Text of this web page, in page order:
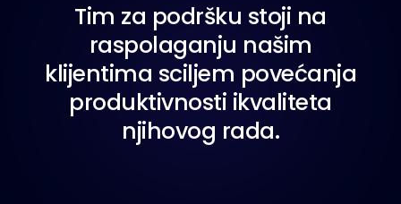
Tim za podršku stoji na
raspolaganju našim
klijentima sciljem povećanja
produktivnosti ikvaliteta
njihovog rada.